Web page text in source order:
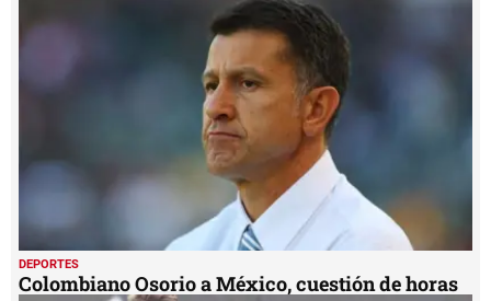
DEPORTES
Colombiano Osorio a México, cuestión de horas